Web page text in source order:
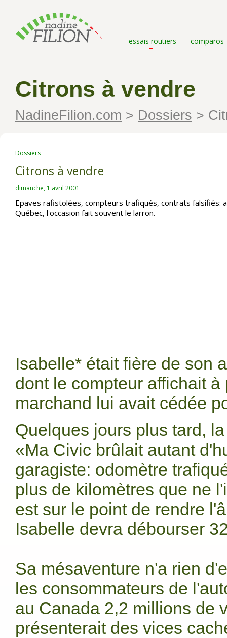
essais routiers comparos
Citrons à vendre
NadineFilion.com > Dossiers >
Dossiers
Citrons à vendre
dimanche, 1 avril 2001
Epaves rafistolées, compteurs trafiqués, contrats falsifiés:
Québec, l'occasion fait souvent le larron.
Isabelle* était fière de son
dont le compteur affichait
marchand lui avait cédée
Quelques jours plus tard,
«Ma Civic brûlait autant
garagiste: odomètre
plus de kilomètres que ne
est sur le point de rendre
Isabelle devra débourser
Sa mésaventure n'a rien
les consommateurs de
au Canada 2,2 millions de
présenterait des vices